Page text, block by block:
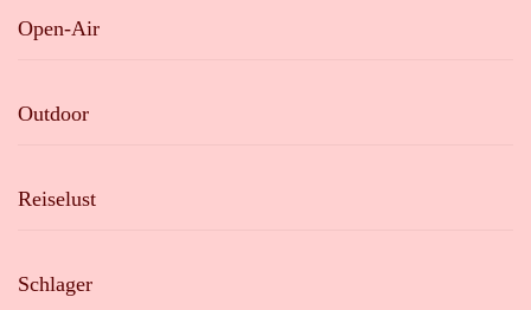
Open-Air
Outdoor
Reiselust
Schlager